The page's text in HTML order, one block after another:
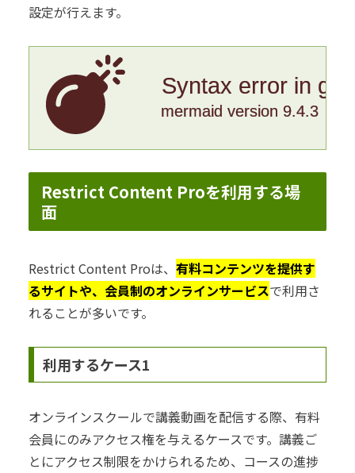
設定が行えます。
Syntax error in
mermaid version 9.4.3
Restrict Content Proを利用する場
面
Restrict Content Proは、 有料コンテンツを提供す
るサイトや、会員制のオンラインサービスで利用さ
れることが多いです。
利用するケース1
オンラインスクールで講義動画を配信する際、有料
会員にのみアクセス権を与えるケースです。講義ご
とにアクセス制限をかけられるため、コースの進捗